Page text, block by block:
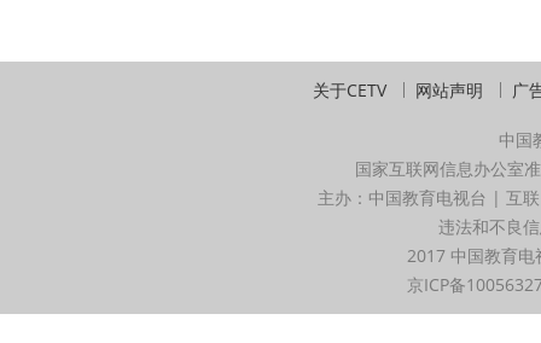
关于CETV 网站声明 广
中国
国家互联网信息办公室
主办：中国教育电视台 | 互
违法和不良
2017 中国教育
京ICP备